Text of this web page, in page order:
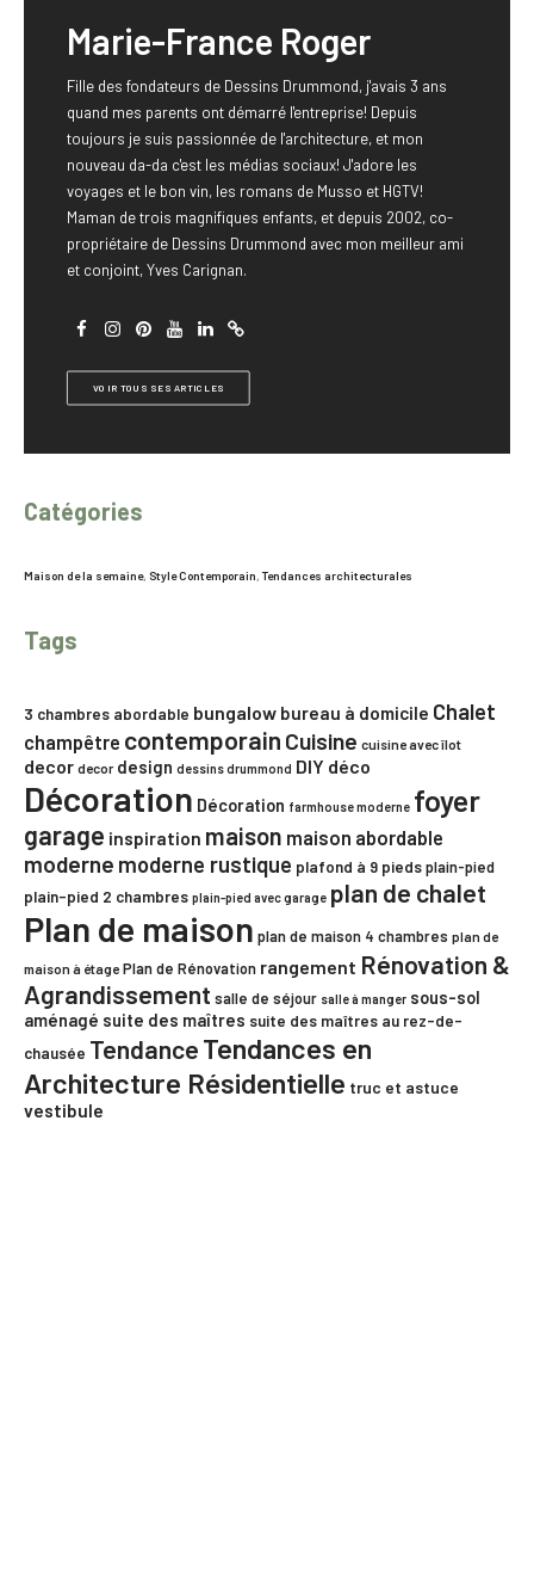
Marie-France Roger
Fille des fondateurs de Dessins Drummond, j'avais 3 ans
quand mes parents ont démarré l'entreprise! Depuis
toujours je suis passionnée de l'architecture, et mon
nouveau da-da c'est les médias sociaux! J'adore les
voyages et le bon vin, les romans de Musso et HGTV!
Maman de trois magnifiques enfants, et depuis 2002, co-
propriétaire de Dessins Drummond avec mon meilleur ami
et conjoint, Yves Carignan.
VOIR TOUS SES ARTICLES
Catégories
Maison de la semaine, Style Contemporain, Tendances architecturales
Tags
3 chambres abordable bungalow bureau à domicile Chalet
champêtre contemporain Cuisine cuisine avec îlot
decor decor design dessins drummond DIY déco
Décoration Décoration farmhouse moderne foyer
garage inspiration maison maison abordable
moderne moderne rustique plafond à 9 piedsplain-pied
plain-pied 2 chambres plain-pied avec garage plan de chalet
Plan de maison plan de maison 4 chambres plan de
maison à étage Plan de Rénovation rangement Rénovation &
Agrandissement salle de séjour salle à manger sous-sol
aménagé suite des maîtres suite des maîtres au rez-de-
chausée Tendance Tendances en
Architecture Résidentielle truc et astuce
vestibule